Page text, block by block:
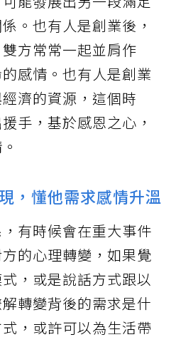
。也有人是創業後，
方常常一起並肩作
感情。也有人是創業
濟的資源，這個時
手，基於感恩之心，
，懂他需求感情升溫
有時候會在重大事件
的心理轉變，如果覺
，或是說話方式跟以
轉變背後的需求是什
，或許可以為生活帶